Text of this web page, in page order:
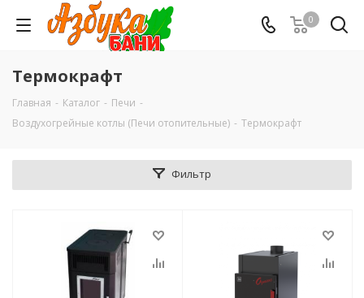
0
Термокрафт
Главная - Каталог - Печи -
Воздухогрейные котлы (Печи отопительные) - Термокрафт
Фильтр